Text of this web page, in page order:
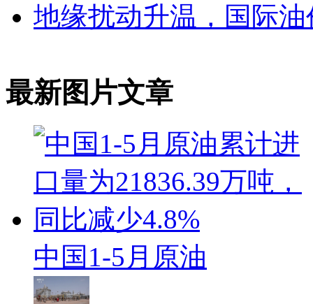
地缘扰动升温，国际
最新图片文章
中国1-5月原油